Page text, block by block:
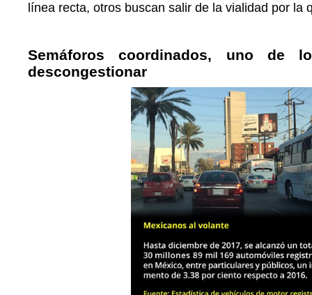
línea recta, otros buscan salir de la vialidad por la
Semáforos coordinados, uno de
descongestionar